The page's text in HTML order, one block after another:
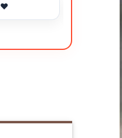
ما يقوله عملاؤنا ❤️